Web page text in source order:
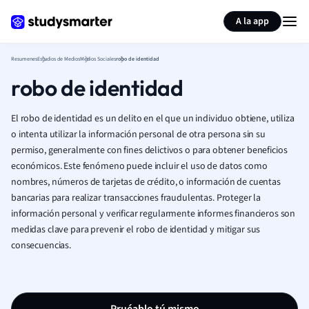
A la app
ResumenesEstudios de MediosMedios Socialesrobo de identidad
robo de identidad
El robo de identidad es un delito en el que un individuo obtiene, utiliza
o intenta utilizar la información personal de otra persona sin su
permiso, generalmente con fines delictivos o para obtener beneficios
económicos. Este fenómeno puede incluir el uso de datos como
nombres, números de tarjetas de crédito, o información de cuentas
bancarias para realizar transacciones fraudulentas. Proteger la
información personal y verificar regularmente informes financieros son
medidas clave para prevenir el robo de identidad y mitigar sus
consecuencias.
Resumir página